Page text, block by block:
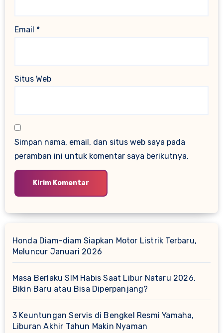
Email *
Situs Web
Simpan nama, email, dan situs web saya pada
peramban ini untuk komentar saya berikutnya.
Honda Diam-diam Siapkan Motor Listrik Terbaru,
Meluncur Januari 2026
Masa Berlaku SIM Habis Saat Libur Nataru 2026,
Bikin Baru atau Bisa Diperpanjang?
3 Keuntungan Servis di Bengkel Resmi Yamaha,
Liburan Akhir Tahun Makin Nyaman